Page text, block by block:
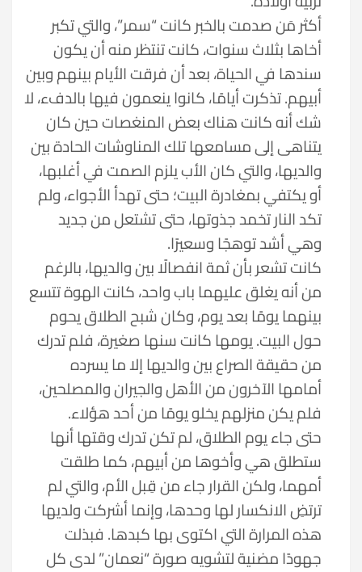
أكثر مَن صدمت بالخبر كانت “سمر”، والتي تكبر
أخاها بثلاث سنوات، كانت تنتظر منه أن يكون
سندها في الحياة، بعد أن فرقت الأيام بينهم وبين
أبيهم. تذكرت أيامًا، كانوا ينعمون فيها بالدفء، لا
شك أنه كانت هناك بعض المنغصات حين كان
يتناهى إلى مسامعها تلك المناوشات الحادة بين
والديها، والتي كان الأب يلزم الصمت في أغلبها،
أو يكتفي بمغادرة البيت؛ حتى تهدأ الأجواء، ولم
تكد النار تخمد جذوتها، حتى تشتعل من جديد
وهي أشد توهجًا وسعيرًا.
كانت تشعر بأن ثمة انفصالًا بين والديها، بالرغم
من أنه يغلق عليهما باب واحد، كانت الهوة تتسع
بينهما يومًا بعد يوم، وكان شبح الطلاق يحوم
حول البيت. يومها كانت سنها صغيرة، فلم تدرك
من حقيقة الصراع بين والديها إلا ما يسرده
أمامها الآخرون من الأهل والجيران والمصلحين،
فلم يكن منزلهم يخلو يومًا من أحد هؤلاء.
حتى جاء يوم الطلاق، لم تكن تدرك وقتها أنها
ستطلق هي وأخوها من أبيهم، كما طلقت
أمهما، ولكن القرار جاء من قِبل الأم، والتي لم
ترتضِ الانكسار لها وحدها، وإنما أشركت ولديها
هذه المرارة التي اكتوى بها كبدها. فبذلت
جهودًا مضنية لتشويه صورة “نعمان” لدى كل